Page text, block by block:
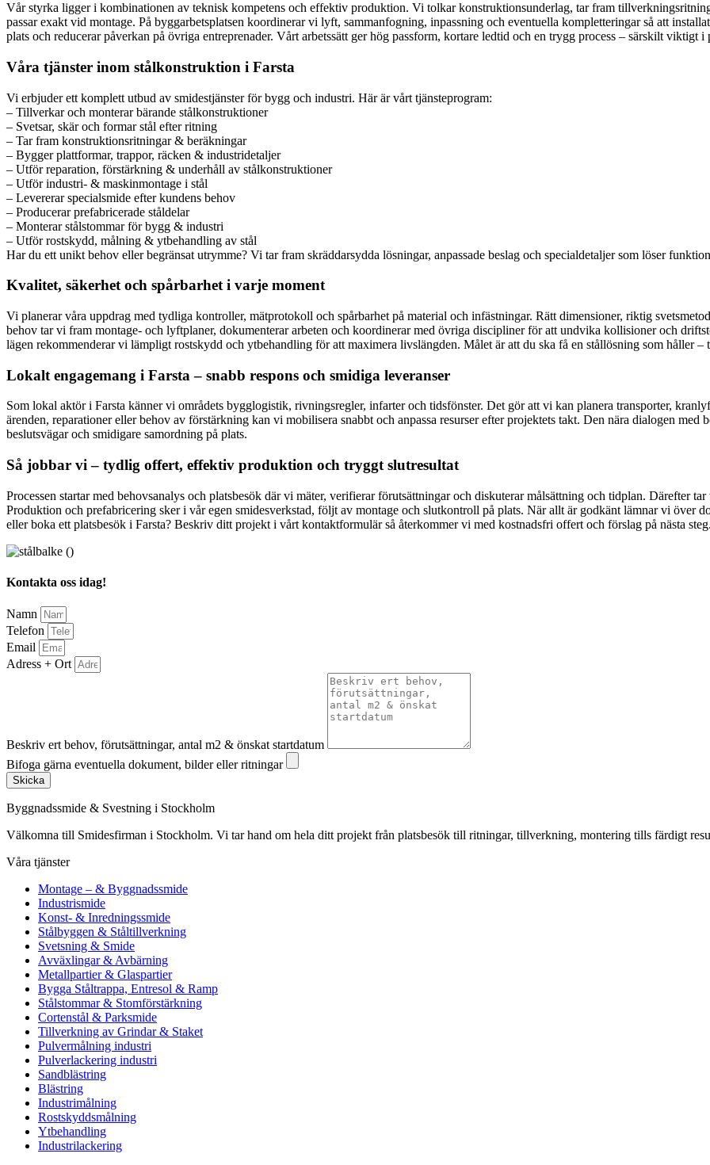
Vår styrka ligger i kombinationen av teknisk kompetens och effektiv produktion. Vi tolkar konstruktionsunderlag, tar fram
passar exakt vid montage. På byggarbetsplatsen koordinerar vi lyft, sammanfogning, inpassning och eventuella kompletteringar så att
plats och reducerar påverkan på övriga entreprenader. Vårt arbetssätt ger hög passform, kortare ledtid och en trygg process – särskilt
Våra tjänster inom stålkonstruktion i Farsta
Vi erbjuder ett komplett utbud av smidestjänster för bygg och industri. Här är vårt tjänsteprogram:
– Tillverkar och monterar bärande stålkonstruktioner
– Svetsar, skär och formar stål efter ritning
– Tar fram konstruktionsritningar & beräkningar
– Bygger plattformar, trappor, räcken & industridetaljer
– Utför reparation, förstärkning & underhåll av stålkonstruktioner
– Utför industri- & maskinmontage i stål
– Levererar specialsmide efter kundens behov
– Producerar prefabricerade ståldelar
– Monterar stålstommar för bygg & industri
– Utför rostskydd, målning & ytbehandling av stål
Har du ett unikt behov eller begränsat utrymme? Vi tar fram skräddarsydda lösningar, anpassade beslag och specialdetaljer som löser
Kvalitet, säkerhet och spårbarhet i varje moment
Vi planerar våra uppdrag med tydliga kontroller, mätprotokoll och spårbarhet på material och infästningar. Rätt dimensioner, riktig
behov tar vi fram montage- och lyftplaner, dokumenterar arbeten och koordinerar med övriga discipliner för att undvika kollisioner och
lägen rekommenderar vi lämpligt rostskydd och ytbehandling för att maximera livslängden. Målet är att du ska få en stållösning som håller
Lokalt engagemang i Farsta – snabb respons och smidiga leveranser
Som lokal aktör i Farsta känner vi områdets bygglogistik, rivningsregler, infarter och tidsfönster. Det gör att vi kan planera transporter,
ärenden, reparationer eller behov av förstärkning kan vi mobilisera snabbt och anpassa resurser efter projektets takt. Den nära dialogen med
beslutsvägar och smidigare samordning på plats.
Så jobbar vi – tydlig offert, effektiv produktion och tryggt slutresultat
Processen startar med behovsanalys och platsbesök där vi mäter, verifierar förutsättningar och diskuterar målsättning och tidplan. Därefter
Produktion och prefabricering sker i vår egen smidesverkstad, följt av montage och slutkontroll på plats. När allt är godkänt lämnar vi över
eller boka ett platsbesök i Farsta? Beskriv ditt projekt i vårt kontaktformulär så återkommer vi med kostnadsfri offert och förslag på nästa
Kontakta oss idag!
Namn
Telefon
Email
Adress + Ort
Beskriv ert behov, förutsättningar, antal m2 & önskat startdatum
Bifoga gärna eventuella dokument, bilder eller ritningar
Skicka
Byggnadssmide & Svestning i Stockholm
Välkomna till Smidesfirman i Stockholm. Vi tar hand om hela ditt projekt från platsbesök till ritningar, tillverkning, montering tills färdigt
Våra tjänster
Montage – & Byggnadssmide
Industrismide
Konst- & Inredningssmide
Stålbyggen & Ståltillverkning
Svetsning & Smide
Avväxlingar & Avbärning
Metallpartier & Glaspartier
Bygga Ståltrappa, Entresol & Ramp
Stålstommar & Stomförstärkning
Cortenstål & Parksmide
Tillverkning av Grindar & Staket
Pulvermålning industri
Pulverlackering industri
Sandblästring
Blästring
Industrimålning
Rostskyddsmålning
Ytbehandling
Industrilackering